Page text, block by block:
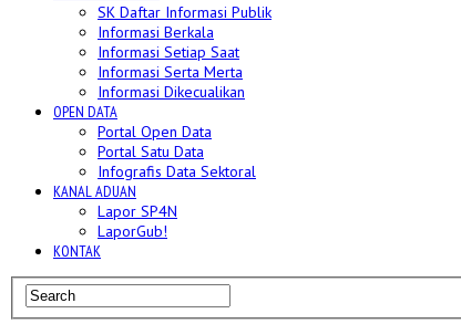
SK Daftar Informasi Publik
Informasi Berkala
Informasi Setiap Saat
Informasi Serta Merta
Informasi Dikecualikan
OPEN DATA
Portal Open Data
Portal Satu Data
Infografis Data Sektoral
KANAL ADUAN
Lapor SP4N
LaporGub!
KONTAK